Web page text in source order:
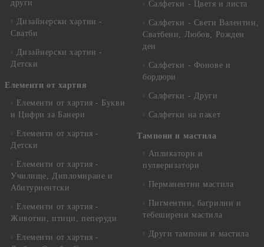
други
Дизайнерски хартии -
Сватби
Дизайнерски хартии -
Детски
Елементи от хартия
Елементи от хартия - Букви
и Цифри за Банери
Елементи от хартия -
Детски
Елементи от хартия -
Училище, Дипломиране и
Абитуриентски
Елементи от хартия -
Животни, птици, пеперуди
Елементи от хартия -
Салфетки - Цветя и листа
Салфетки - Свети Валентин,
Сватбени, Любов, Рожден
ден
Салфетки - Фонове и
бордюри
Салфетки - Други
Салфетки на пакет
Тампони и мастила
Апликатори и
пулверизатори
Перманентни мастила
Пигментни, багрилни и
тебеширени мастила
Други тампони и мастила